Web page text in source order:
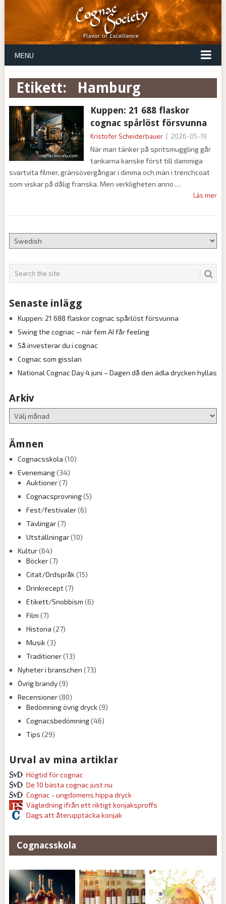
MENU
Etikett: hamburg
Kuppen: 21 688 flaskor
cognac spårlöst försvunna
Kristofer Scheiderbauer 2026-05-19
När man tänker på spritsmuggling går
tankarna kanske först till dammiga
svartvita filmer, gränsövergångar i dimma och män i trenchcoat
som viskar på dålig franska. Men verkligheten anno
Läs mer
Senaste inlägg
Kuppen: 21 688 flaskor cognac spårlöst försvunna
Swing the cognac – när fem AI får feeling
Så investerar du i cognac
Cognac som gisslan
National Cognac Day 4 juni – Dagen då den ädla drycken hyllas
Arkiv
Arkiv
Ämnen
Cognacsskola (10)
Evenemang(34)
Auktioner(7)
Cognacsprovning(5)
Fest/festivaler(6)
Tävlingar(7)
Utställningar(10)
Kultur(64)
Böcker(7)
Citat/Ordspråk(15)
Drinkrecept(7)
Etikett/Snobbism (6)
Film (7)
Historia (27)
Musik(3)
Traditioner(13)
Nyheter i branschen (73)
Övrig brandy(9)
Recensioner(80)
Bedömning övrig dryck(9)
Cognacsbedömning(46)
Tips (29)
Urval av mina artiklar
Högtid för cognac
De 10 bästa cognac just nu
Cognac - ungdomens hippa dryck
Vägledning ifrån ett riktigt konjaksproffs
Dags att återupptäcka konjak
Cognacsskola